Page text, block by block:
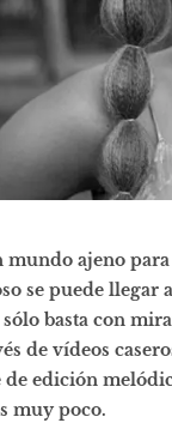
ajeno para
se puede llegar
basta con
de vídeos
de edición
muy poco.